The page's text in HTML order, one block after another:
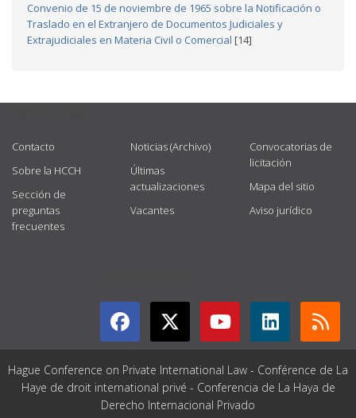
Convenio de 15 de noviembre de 1965 sobre la Notificación o
Traslado en el Extranjero de Documentos Judiciales y
Extrajudiciales en Materia Civil o Comercial [14]
Contacto
Sobre la HCCH
Sección de
preguntas
frecuentes
Noticias (Archivo)
Últimas
actualizaciones
Vacantes
Convocatorias de
licitación
Mapa del sitio
Aviso jurídico
Hague Conference on Private International Law - Conférence de La
Haye de droit international privé - Conferencia de La Haya de
Derecho Internacional Privado